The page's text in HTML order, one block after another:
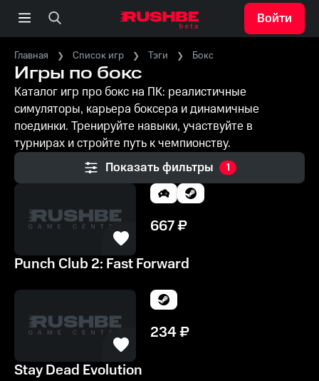
Войти
Главная Список игр Тэги Бокс
Игры по бокс
Каталог игр про бокс на ПК: реалистичные
симуляторы, карьера боксера и динамичные
поединки. Тренируйте навыки, участвуйте в
турнирах и стройте путь к чемпионству.
Показать фильтры
1
667₽
Punch Club 2: Fast Forward
234₽
Stay Dead Evolution